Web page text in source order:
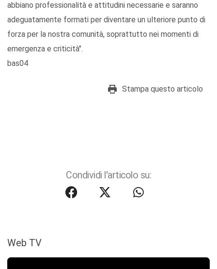
abbiano professionalità e attitudini necessarie e saranno
adeguatamente formati per diventare un ulteriore punto di
forza per la nostra comunità, soprattutto nei momenti di
emergenza e criticità".
bas04
Stampa questo articolo
Condividi l'articolo su:
Web TV